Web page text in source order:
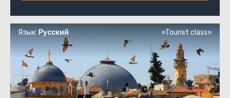
Язык: Русский «Tourist class»